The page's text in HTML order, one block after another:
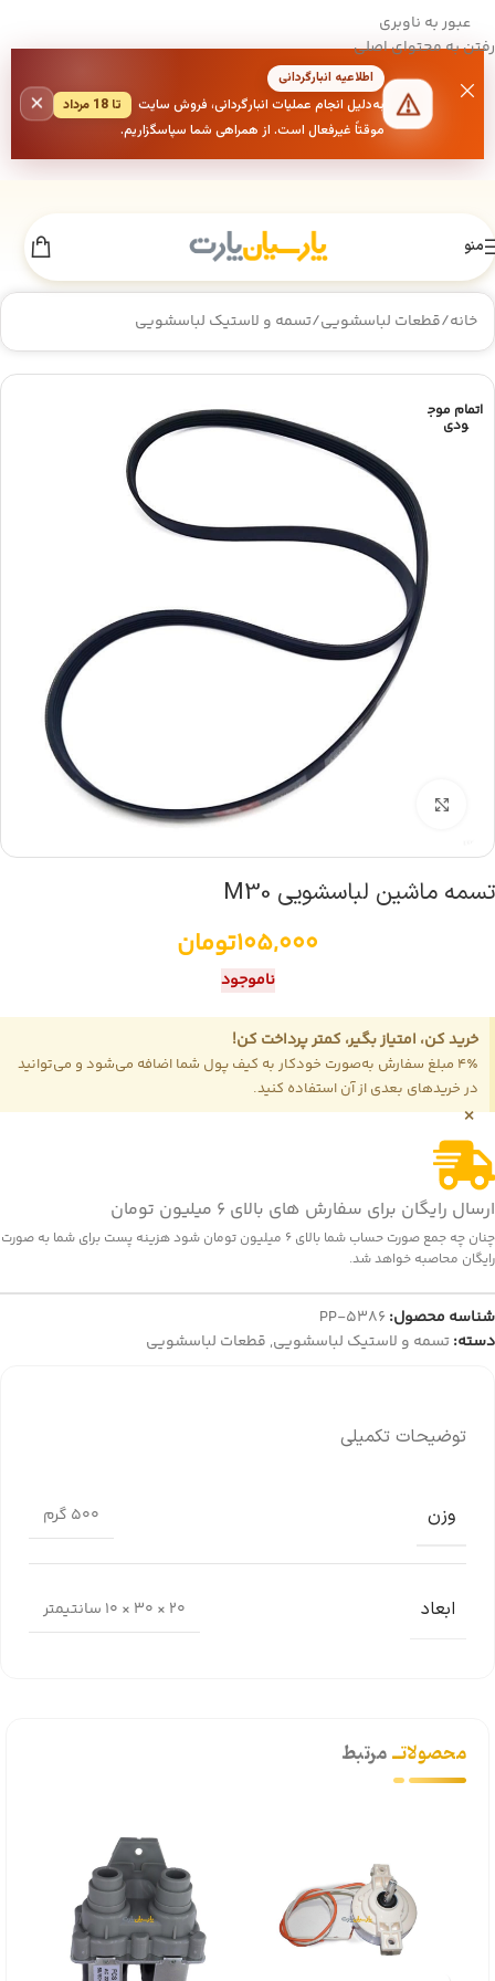
عبور به ناوبری
رفتن به محتوای اصلی
اطلاعیه انبارگردانی
به‌دلیل انجام عملیات انبارگردانی، فروش سایت
تا 18 مرداد
موقتاً غیرفعال است. از همراهی شما سپاسگزاریم.
×
منو
خانه/قطعات لباسشویی/تسمه و لاستیک لباسشویی
اتمام موج
ودی
تسمه ماشین لباسشویی M30
105,000تومان
ناموجود
خرید کن، امتیاز بگیر، کمتر پرداخت کن!
4٪ مبلغ سفارش به‌صورت خودکار به کیف پول شما اضافه می‌شود و می‌توانید
در خریدهای بعدی از آن استفاده کنید.
×
ارسال رایگان برای سفارش های بالای 6 میلیون تومان
چنان چه جمع صورت حساب شما بالای 6 میلیون تومان شود هزینه پست برای شما به صورت
رایگان محاصبه خواهد شد.
شناسه محصول: PP-5386
دسته:تسمه و لاستیک لباسشویی, قطعات لباسشویی
توضیحات تکمیلی
وزن 500 گرم
ابعاد 20 × 30 × 10 سانتیمتر
محصولاتــمرتبط